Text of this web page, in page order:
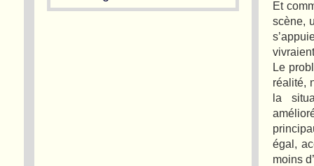
Et
scène,
Le
réalité,
la
égal,
moins